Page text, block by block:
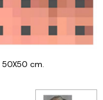
cm.